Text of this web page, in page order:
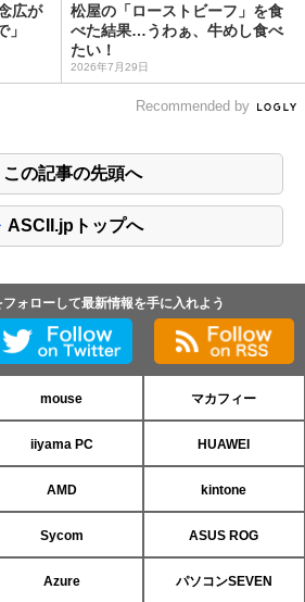
広が
」
松屋の「ローストビーフ」を食
べた結果…うわぁ、牛めし食べ
たい！
2026年7月29日
Recommended by
この記事の先頭へ
ASCII.jpトップへ
ォローして最新情報を手に入れよう
mouse マカフィー
iiyama PC HUAWEI
AMD kintone
Sycom ASUS ROG
Azure パソコンSEVEN